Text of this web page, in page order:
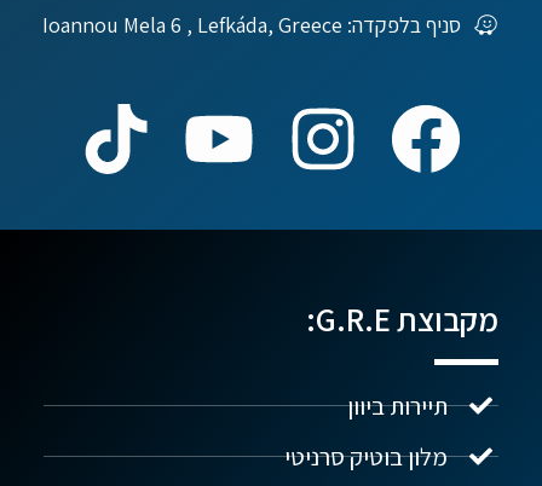
סניף בלפקדה: Ioannou Mela 6 , Lefkáda, Greece
מקבוצת G.R.E:
תיירות ביוון
מלון בוטיק סרניטי